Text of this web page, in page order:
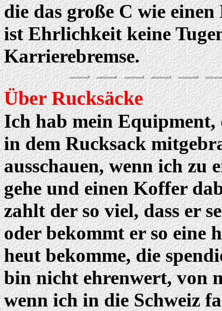
die das große C wie
ist Ehrlichkeit keine
Karrierebremse.
Über Rucksäcke
Ich hab mein Equipment,
in dem Rucksack
ausschauen, wenn ich zu
gehe und einen Koffer
zahlt der so viel, dass er
oder bekommt er so eine
heut bekomme, die
bin nicht ehrenwert, von
wenn ich in die Schweiz